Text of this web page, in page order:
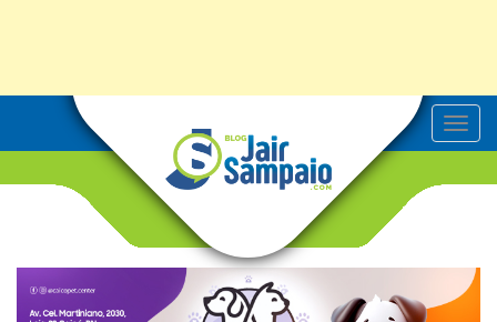
T
o
v
g